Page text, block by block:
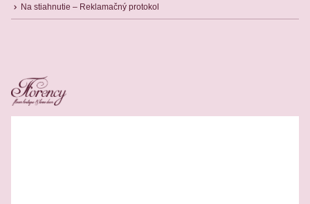
Na stiahnutie – Reklamačný protokol